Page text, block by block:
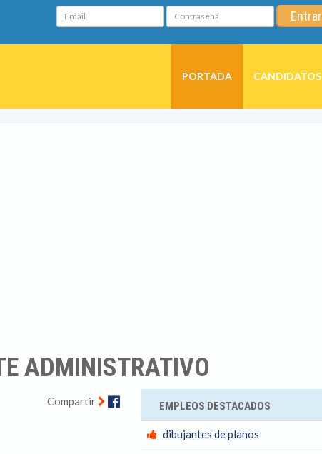
Email Contraseña Entrar
PORTADA CANDIDATOS
ADMINISTRATIVO
Compartir FacebookEMPLEOS DESTACADOS
dibujantes de planos